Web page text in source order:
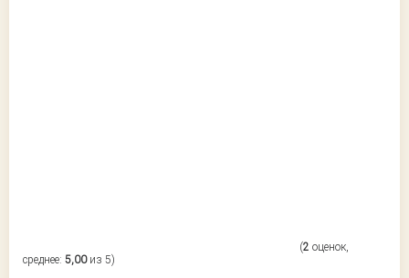
(2 оценок,
среднее: 5,00из 5)